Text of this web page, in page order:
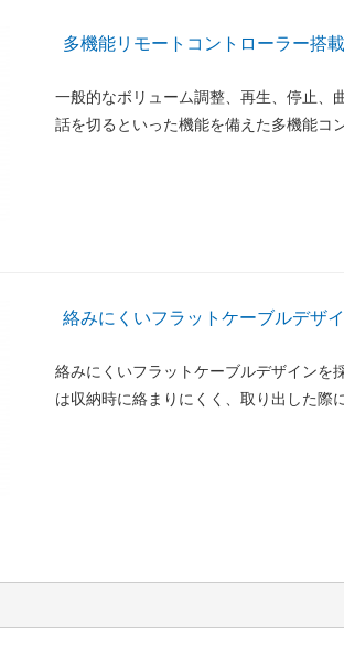
多機能リモートコントローラー搭載
一般的なボリューム調整、再生、停止、
話を切るといった機能を備えた多機能コ
絡みにくいフラットケーブルデザ
絡みにくいフラットケーブルデザインを
は収納時に絡まりにくく、取り出した際